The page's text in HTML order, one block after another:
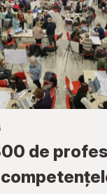
de